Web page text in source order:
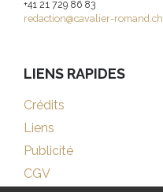
+41 21 729 86 83
redaction@cavalier-romand.ch
LIENS RAPIDES
Crédits
Liens
Publicité
CGV